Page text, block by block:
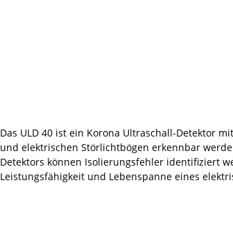
Das ULD 40 ist ein Korona Ultraschall-Detektor
und elektrischen Störlichtbögen erkennbar
Detektors können Isolierungsfehler identifiziert
Leistungsfähigkeit und Lebenspanne eines